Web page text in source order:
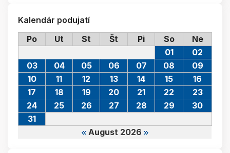
Kalendár podujatí
Po
Ut St Št Pi So Ne
August 2026
01
02
03
04 05 06 07 08
09
10
11 12 13 14 15
16
17
18 19 20 21 22
23
24
25 26 27 28 29
30
31